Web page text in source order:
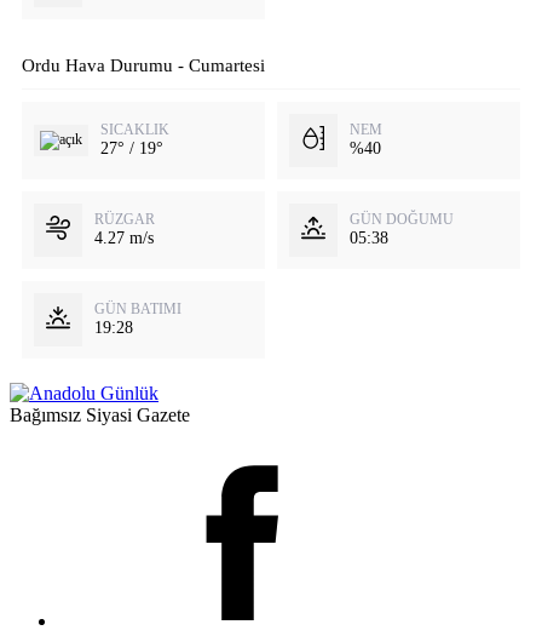
Ordu Hava Durumu - Cumartesi
SICAKLIK
27° / 19°
NEM
%40
RÜZGAR
4.27 m/s
GÜN DOĞUMU
05:38
GÜN BATIMI
19:28
Bağımsız Siyasi Gazete